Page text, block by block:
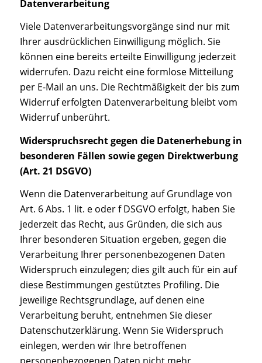
Datenverarbeitung
Viele Datenverarbeitungsvorgänge sind nur mit
Ihrer ausdrücklichen Einwilligung möglich. Sie
können eine bereits erteilte Einwilligung jederzeit
widerrufen. Dazu reicht eine formlose Mitteilung
per E-Mail an uns. Die Rechtmäßigkeit der bis zum
Widerruf erfolgten Datenverarbeitung bleibt vom
Widerruf unberührt.
Widerspruchsrecht gegen die Datenerhebung in
besonderen Fällen sowie gegen Direktwerbung
(Art. 21 DSGVO)
Wenn die Datenverarbeitung auf Grundlage von
Art. 6 Abs. 1 lit. e oder f DSGVO erfolgt, haben Sie
jederzeit das Recht, aus Gründen, die sich aus
Ihrer besonderen Situation ergeben, gegen die
Verarbeitung Ihrer personenbezogenen Daten
Widerspruch einzulegen; dies gilt auch für ein auf
diese Bestimmungen gestütztes Profiling. Die
jeweilige Rechtsgrundlage, auf denen eine
Verarbeitung beruht, entnehmen Sie dieser
Datenschutzerklärung. Wenn Sie Widerspruch
einlegen, werden wir Ihre betroffenen